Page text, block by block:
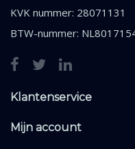
KVK nummer: 28071131
BTW-nummer:
Klantenservice
Mijn account